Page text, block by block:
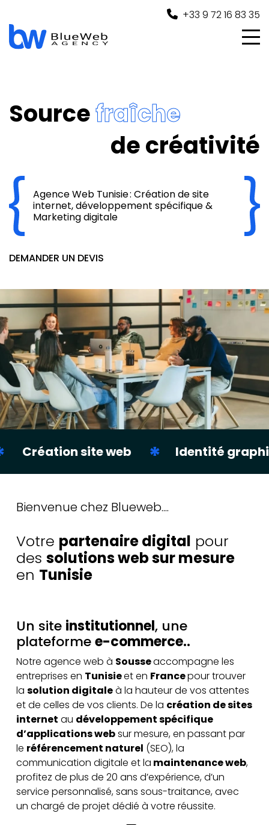
+33 9 72 16 83 35
Sourcefraîche
de créativité
Agence Web Tunisie : Création de site
internet, développement spécifique &
Marketing digitale
DEMANDER UN DEVIS
* Identité graphique *
Bienvenue chez Blueweb....
Votre partenaire digital pour
des solutions web sur mesure
en Tunisie
Un site institutionnel, une
plateformee-commerce..
Notre agence web à Sousseaccompagne les
entreprises en Tunisieet en Francepour trouver
la solution digitaleà la hauteur de vos attentes
et de celles de vos clients. De la création de sites
internet au développement spécifique
d’applications websur mesure, en passant par
le référencement naturel (SEO), la
communication digitale et la maintenance web,
profitez de plus de 20 ans d’expérience, d’un
service personnalisé, sans sous-traitance, avec
un chargé de projet dédié à votre réussite.